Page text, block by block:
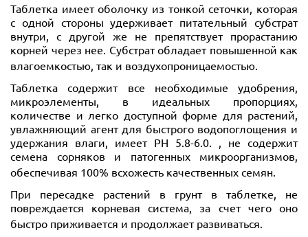
Таблетка имеет оболочку из тонкой сеточки, которая
с одной стороны удерживает питательный субстрат
внутри, с другой же не препятствует прорастанию
корней через нее. Субстрат обладает повышенной как
влагоемкостью, так и воздухопроницаемостью.
Таблетка содержит все необходимые удобрения,
микроэлементы, в идеальных пропорциях,
количестве и легко доступной форме для растений,
увлажняющий агент для быстрого водопоглощения и
удержания влаги, имеет PH 5.8-6.0. , не содержит
семена сорняков и патогенных микроорганизмов,
обеспечивая 100% всхожесть качественных семян.
При пересадке растений в грунт в таблетке, не
повреждается корневая система, за счет чего оно
быстро приживается и продолжает развиваться.